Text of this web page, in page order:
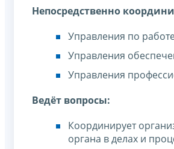
Непосредственно
Управления по
Управления
Управления
Ведёт вопросы:
Координирует
органа в делах и